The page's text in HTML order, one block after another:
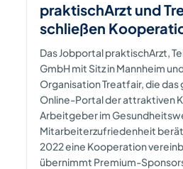
praktischArzt und
schließen
Das Jobportal praktischArzt,
GmbH mit Sitz in Mannheim
Organisation Treatfair, die das
Online-Portal der attraktiven
Arbeitgeber im
Mitarbeiterzufriedenheit berät,
2022 eine Kooperation
übernimmt Premium-